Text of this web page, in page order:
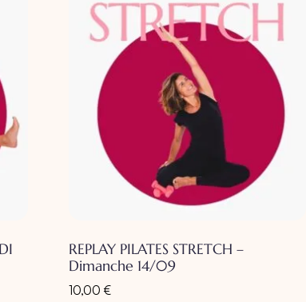
REPLAY PILATES STRETCH –
Dimanche 14/09
10,00€